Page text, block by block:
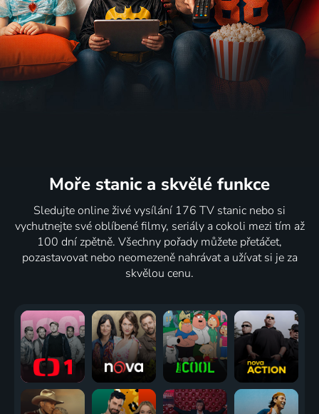
Moře stanic a skvělé funkce
Sledujte online živé vysílání 176 TV stanic nebo si
vychutnejte své oblíbené filmy, seriály a cokoli mezi tím až
100 dní zpětně. Všechny pořady můžete přetáčet,
pozastavovat nebo neomezeně nahrávat a užívat si je za
skvělou cenu.